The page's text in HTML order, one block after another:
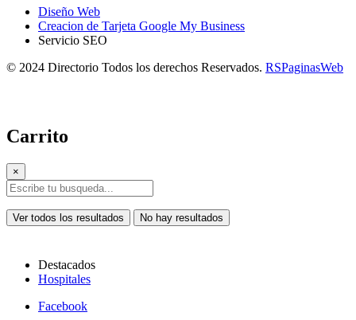
Diseño Web
Creacion de Tarjeta Google My Business
Servicio SEO
© 2024 Directorio Todos los derechos Reservados. RSPaginasWeb
Carrito
×
Ver todos los resultados No hay resultados
Destacados
Hospitales
Facebook